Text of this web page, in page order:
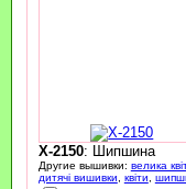
X-2150: Шипшина
Другие вышивки: велика
дитячі вишивки
квіти